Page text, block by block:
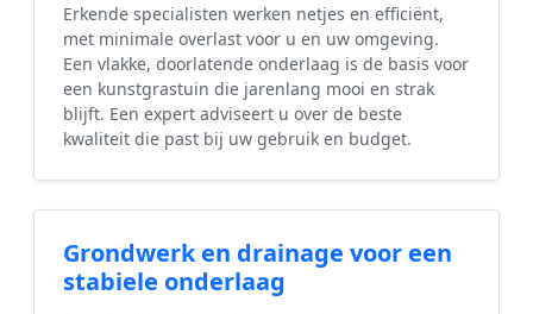
Erkende specialisten werken netjes en efficiënt,
met minimale overlast voor u en uw omgeving.
Een vlakke, doorlatende onderlaag is de basis voor
een kunstgrastuin die jarenlang mooi en strak
blijft. Een expert adviseert u over de beste
kwaliteit die past bij uw gebruik en budget.
Grondwerk en drainage voor een
stabiele onderlaag